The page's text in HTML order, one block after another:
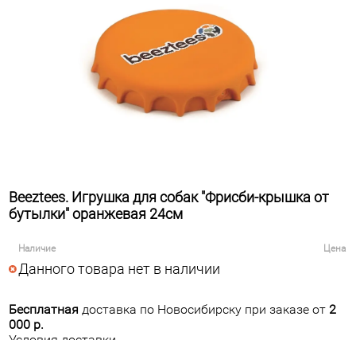
Beeztees. Игрушка для собак "Фрисби-крышка от
бутылки" оранжевая 24см
Наличие Цена
Данного товара нет в наличии
Бесплатная доставка по Новосибирску при заказе от 2
000 р.